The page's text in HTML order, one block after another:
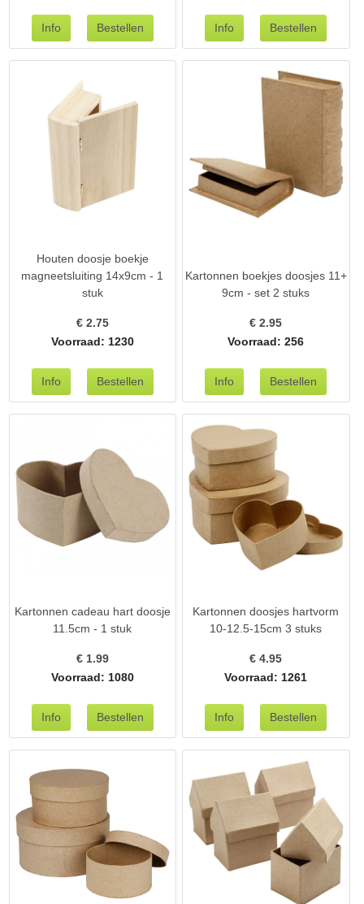
Houten doosje boekje
magneetsluiting 14x9cm - 1
stuk
€ 2.75
Voorraad: 1230
Kartonnen boekjes doosjes 11+
9cm - set 2 stuks
€2.95
Voorraad: 256
Kartonnen cadeau hart doosje
11.5cm - 1 stuk
€ 1.99
Voorraad: 1080
Kartonnen doosjes hartvorm
10-12.5-15cm 3 stuks
€4.95
Voorraad: 1261